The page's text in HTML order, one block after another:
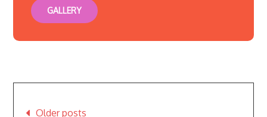
GALLERY
Older posts